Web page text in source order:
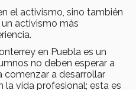
el activismo, sino también
activismo más
en Puebla es un
no deben esperar a
comenzar a desarrollar
vida profesional; esta es